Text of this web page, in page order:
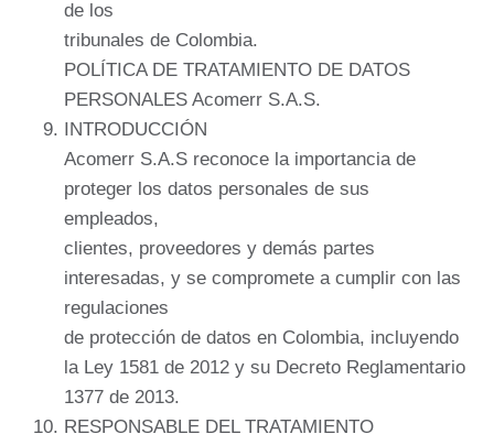
de los
tribunales de Colombia.
POLÍTICA DE TRATAMIENTO DE DATOS
PERSONALES Acomerr S.A.S.
INTRODUCCIÓN
Acomerr S.A.S reconoce la importancia de
proteger los datos personales de sus
empleados,
clientes, proveedores y demás partes
interesadas, y se compromete a cumplir con las
regulaciones
de protección de datos en Colombia, incluyendo
la Ley 1581 de 2012 y su Decreto Reglamentario
1377 de 2013.
RESPONSABLE DEL TRATAMIENTO